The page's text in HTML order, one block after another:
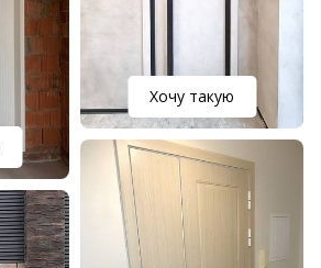
Хочу такую